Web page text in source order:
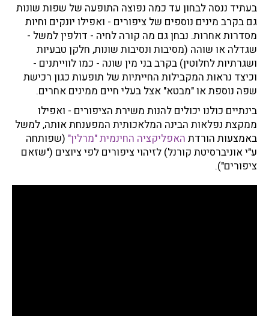
בעתיד ננסה לבחון עד כמה נפוצה התופעה של שפות שונות
גם בקרב מינים נוספים של ציפורים - ואפילו יונקים וחיות
מסדרות אחרות. נבחן גם מה קורה לחיה - דולפין למשל -
שגדלה או שוהה (מסיבות ונסיבות שונות, חלקן טבעיות
ושגרתיות לחלוטין) בקרב בני מין שונה - כמו לווייתנים -
וכיצד נראות המקבילות החייתיות של תופעות כגון רכישת
שפה נוספת או "מבטא" אצל בעלי חיים ממינים אחרים.
בינתיים כולנו יכולים להנות משירת הציפורים - ואפילו
ממקצת נפלאות הבינה המלאכותית המפענחת אותה, למשל
באמצעות הורדת האפליקציה החינמית "מרלין" (שפותחה
ע"י אוניברסיטת קורנל) לזיהוי ציפורים לפי ציוצים ("שזאם
ציפורים").